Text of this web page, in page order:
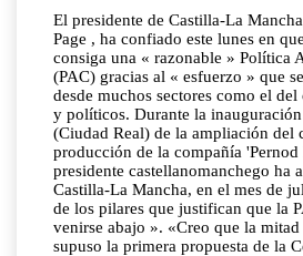
El presidente de Castilla-La
Page , ha confiado este lunes en
consiga una « razonable » Política
(PAC) gracias al « esfuerzo » que
desde muchos sectores como el
y políticos. Durante la
(Ciudad Real) de la ampliación del
producción de la compañía 'Pernod
presidente castellanomanchego ha
Castilla-La Mancha, en el mes de
de los pilares que justifican que la
venirse abajo ». «Creo que la mitad
supuso la primera propuesta de la